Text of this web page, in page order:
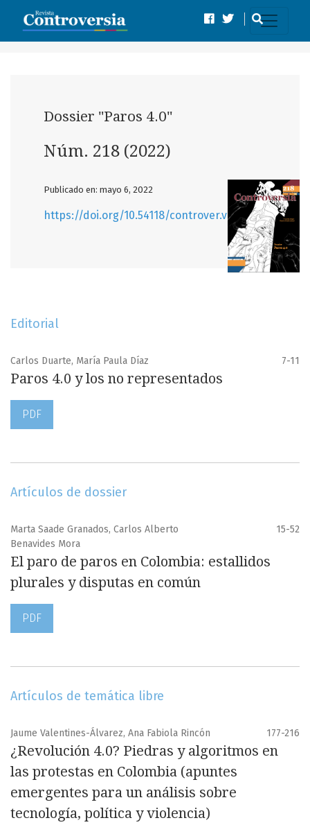
Núm. 218 (2022): Dossier "Paros 4.0"
Dossier "Paros 4.0"
Núm. 218 (2022)
Publicado en: mayo 6, 2022
https://doi.org/10.54118/controver.vi218
Editorial
Carlos Duarte, María Paula Díaz 7-11
Paros 4.0 y los no representados
PDF
Artículos de dossier
Marta Saade Granados, Carlos Alberto
Benavides Mora
15-52
El paro de paros en Colombia: estallidos
plurales y disputas en común
PDF
Artículos de temática libre
Jaume Valentines-Álvarez, Ana Fabiola Rincón 177-216
¿Revolución 4.0? Piedras y algoritmos en
las protestas en Colombia (apuntes
emergentes para un análisis sobre
tecnología, política y violencia)